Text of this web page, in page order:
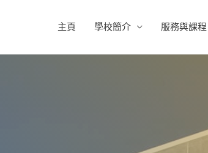
主頁 學校簡介 服務與課程